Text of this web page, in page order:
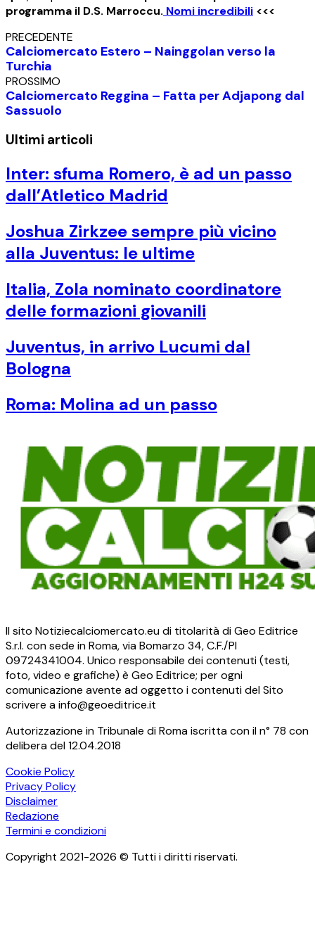
programma il D.S. Marroccu. Nomi incredibili <<<
PRECEDENTE
Calciomercato Estero – Nainggolan verso la
Turchia
PROSSIMO
Calciomercato Reggina – Fatta per Adjapong dal
Sassuolo
Ultimi articoli
Inter: sfuma Romero, è ad un passo
dall’Atletico Madrid
Joshua Zirkzee sempre più vicino
alla Juventus: le ultime
Italia, Zola nominato coordinatore
delle formazioni giovanili
Juventus, in arrivo Lucumi dal
Bologna
Roma: Molina ad un passo
Il sito Notiziecalciomercato.eu di titolarità di Geo Editrice
S.r.l. con sede in Roma, via Bomarzo 34, C.F./PI
09724341004. Unico responsabile dei contenuti (testi,
foto, video e grafiche) è Geo Editrice; per ogni
comunicazione avente ad oggetto i contenuti del Sito
scrivere a info@geoeditrice.it
Autorizzazione in Tribunale di Roma iscritta con il n° 78 con
delibera del 12.04.2018
Cookie Policy
Privacy Policy
Disclaimer
Redazione
Termini e condizioni
Copyright 2021-2026 © Tutti i diritti riservati.